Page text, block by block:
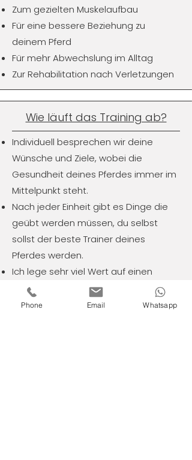
Zum gezielten Muskelaufbau
Für eine bessere Beziehung zu
deinem Pferd
Für mehr Abwechslung im Alltag
Zur Rehabilitation nach Verletzungen
Wie läuft das Training ab?
Individuell besprechen wir deine
Wünsche und Ziele, wobei die
Gesundheit deines Pferdes immer im
Mittelpunkt steht.
Nach jeder Einheit gibt es Dinge die
geübt werden müssen, du selbst
sollst der beste Trainer deines
Pferdes werden.
Ich lege sehr viel Wert auf einen
guten Sitz und korrekt ausgeführte
Übungen/Lektionen.
Phone Email Whatsapp